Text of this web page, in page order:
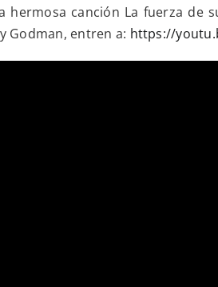
canción La fuerza de
Godman, entren a: https://